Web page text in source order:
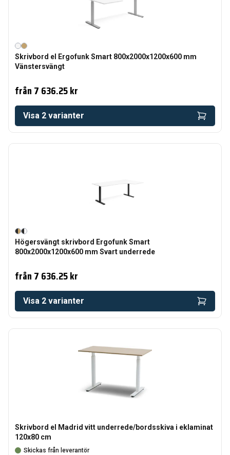
Skrivbord el Ergofunk Smart 800x2000x1200x600 mm
Vänstersvängt
från7 636.25 kr
Visa 2 varianter
Högersvängt skrivbord Ergofunk Smart
800x2000x1200x600 mm Svart underrede
från7 636.25 kr
Visa 2 varianter
Skrivbord el Madrid vitt underrede/bordsskiva i eklaminat
120x80 cm
Skickas från leverantör